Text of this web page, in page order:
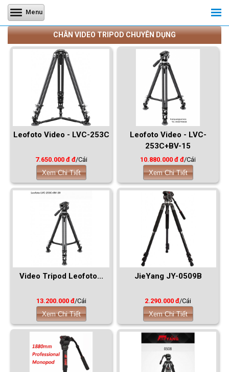
Menu
CHÂN VIDEO TRIPOD CHUYÊN DỤNG
Leofoto Video - LVC-253C
7.650.000 đ đ/Cái
Xem Chi Tiết
Leofoto Video - LVC-
253C+BV-15
10.880.000 đ đ/Cái
Xem Chi Tiết
Video Tripod Leofoto...
13.200.000 đ/Cái
Xem Chi Tiết
JieYang JY-0509B
2.290.000 đ/Cái
Xem Chi Tiết